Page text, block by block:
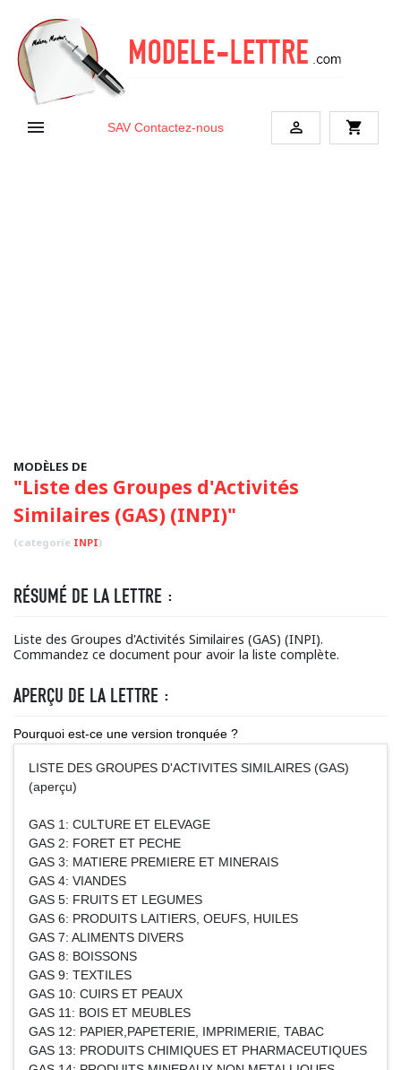
 SAV Contactez-nous  shopping_cart
MODÈLES DE
"Liste des Groupes d'Activités
Similaires (GAS) (INPI)"
(categorie INPI)
RÉSUMÉ DE LA LETTRE :
Liste des Groupes d'Activités Similaires (GAS) (INPI).
Commandez ce document pour avoir la liste complète.
APERÇU DE LA LETTRE :
Pourquoi est-ce une version tronquée ?
LISTE DES GROUPES D'ACTIVITES SIMILAIRES (GAS)
(aperçu)
GAS 1: CULTURE ET ELEVAGE
GAS 2: FORET ET PECHE
GAS 3: MATIERE PREMIERE ET MINERAIS
GAS 4: VIANDES
GAS 5: FRUITS ET LEGUMES
GAS 6: PRODUITS LAITIERS, OEUFS, HUILES
GAS 7: ALIMENTS DIVERS
GAS 8: BOISSONS
GAS 9: TEXTILES
GAS 10: CUIRS ET PEAUX
GAS 11: BOIS ET MEUBLES
GAS 12: PAPIER,PAPETERIE, IMPRIMERIE, TABAC
GAS 13: PRODUITS CHIMIQUES ET PHARMACEUTIQUES